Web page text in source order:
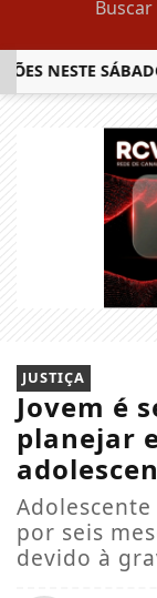
SÁBADO
JUSTIÇA
Jovem é
planejar
por seis
devido à